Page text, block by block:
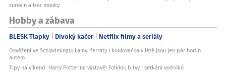
surovin a bez mouky
Hobby a zábava
BLESK Tlapky Divoký kačer Netflix filmy a seriály
Osvěžení ve Schladmingu: Lamy, ferraty i koulovačka v létě jsou jen pár hodin
autem
Tipy na víkend: Harry Potter na výstavě! Folklor, bitvy i setkání vodníků